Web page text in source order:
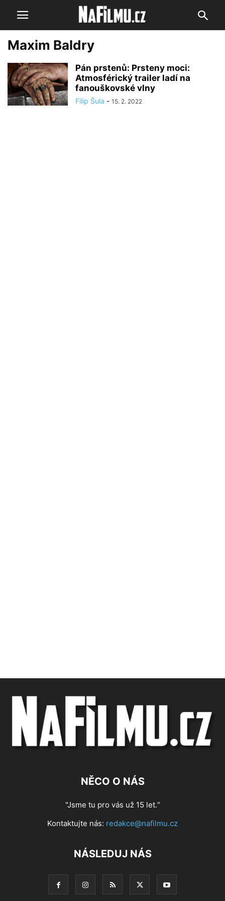
Maxim Baldry
Pán prstenů: Prsteny moci:
Atmosférický trailer ladí na
fanouškovské vlny
Filip Šula - 15. 2. 2022
NĚCO O NÁS
"Jsme tu pro vás už 15 let.“
Kontaktujte nás: redakce@nafilmu.cz
NÁSLEDUJ NÁS